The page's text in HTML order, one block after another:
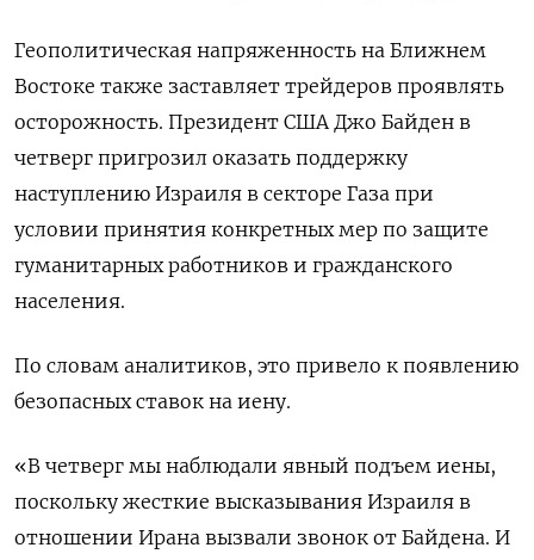
Геополитическая напряженность на Ближнем
Востоке также заставляет трейдеров проявлять
осторожность. Президент США Джо Байден в
четверг пригрозил оказать поддержку
наступлению Израиля в секторе Газа при
условии принятия конкретных мер по защите
гуманитарных работников и гражданского
населения.
По словам аналитиков, это привело к появлению
безопасных ставок на иену.
«В четверг мы наблюдали явный подъем иены,
поскольку жесткие высказывания Израиля в
отношении Ирана вызвали звонок от Байдена. И